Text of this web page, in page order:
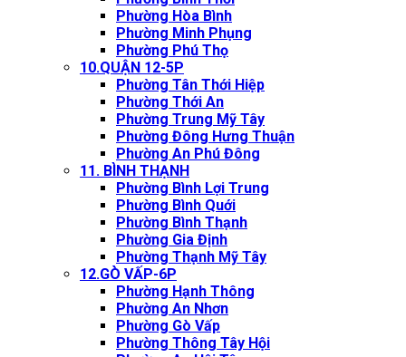
Phường Hòa Bình
Phường Minh Phụng
Phường Phú Thọ
10.QUẬN 12-5P
Phường Tân Thới Hiệp
Phường Thới An
Phường Trung Mỹ Tây
Phường Đông Hưng Thuận
Phường An Phú Đông
11. BÌNH THẠNH
Phường Bình Lợi Trung
Phường Bình Quới
Phường Bình Thạnh
Phường Gia Định
Phường Thạnh Mỹ Tây
12.GÒ VẤP-6P
Phường Hạnh Thông
Phường An Nhơn
Phường Gò Vấp
Phường Thông Tây Hội